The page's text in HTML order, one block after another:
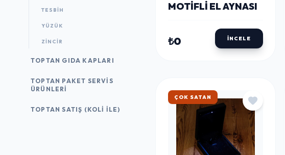
TESBIH
YÜZÜK
ZINCIR
TOPTAN GIDA KAPLARI
TOPTAN PAKET SERVIS
ÜRÜNLERI
TOPTAN SATIŞ (KOLI İLE)
MOTIFLI EL AYNASI
₺0 İNCELE
ÇOK SATAN